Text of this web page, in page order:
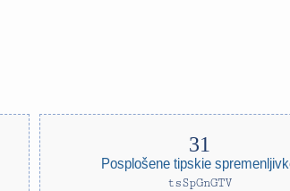
Posplošene tipskie
tsSpGnGTV